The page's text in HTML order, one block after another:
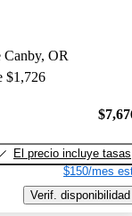
Canby, OR
$1,726
El precio incluye tasas
$150/mes
Verif. disponibilidad